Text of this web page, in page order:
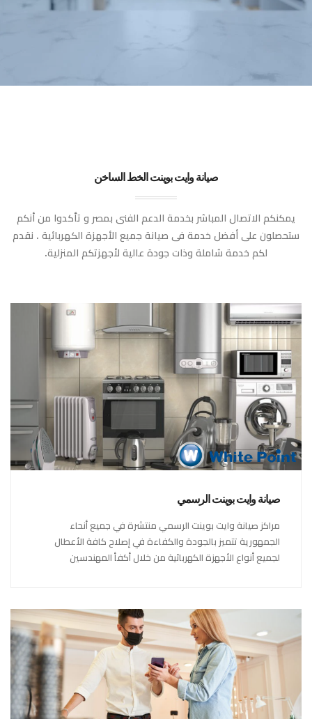
صيانة وايت بوينت الخط الساخن
يمكنكم الاتصال المباشر بخدمة الدعم الفنى بمصر و تأكدوا من أنكم
ستحصلون على أفضل خدمة فى صيانة جميع الأجهزة الكهربائية . نقدم
لكم خدمة شاملة وذات جودة عالية لأجهزتكم المنزلية.
صيانة وايت بوينت الرسمي
مراكز صيانة وايت بوينت الرسمي منتشرة في جميع أنحاء
الجمهورية تتميز بالجودة والكفاءة في إصلاح كافة الأعطال
لجميع أنواع الأجهزة الكهربائية من خلال أكفأ المهندسين